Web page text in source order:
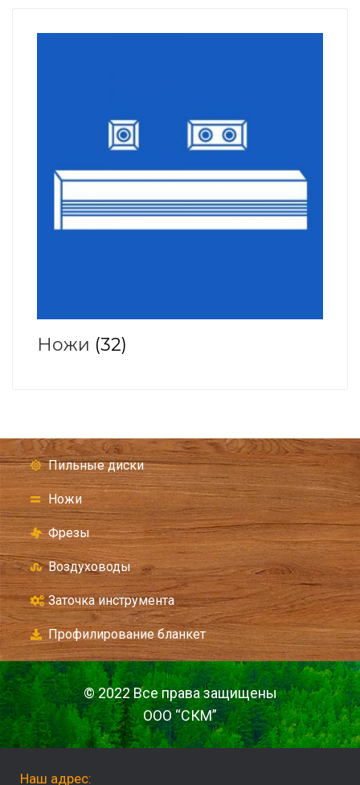
Ножи (32)
Пильные диски
Ножи
Фрезы
Воздуховоды
Заточка инструмента
Профилирование бланкет
© 2022 Все права защищены
ООО “СКМ”
Наш адрес: